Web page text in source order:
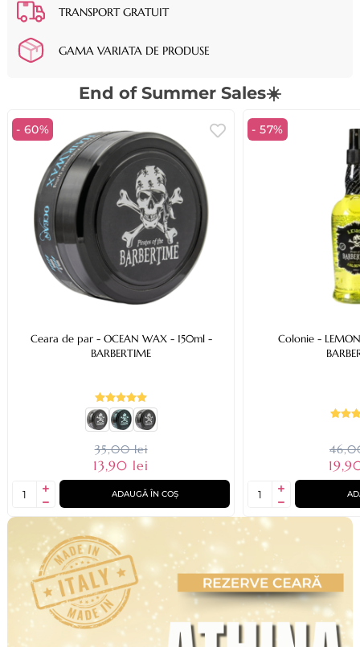
TRANSPORT GRATUIT
GAMA VARIATA DE PRODUSE
End of Summer Sales☀️
- 60%
Ceara de par - OCEAN WAX - 150ml -
BARBERTIME
35,00 lei
13,90 lei
ADAUGĂ ÎN COȘ
- 57%
Colonie - LEMON 80C